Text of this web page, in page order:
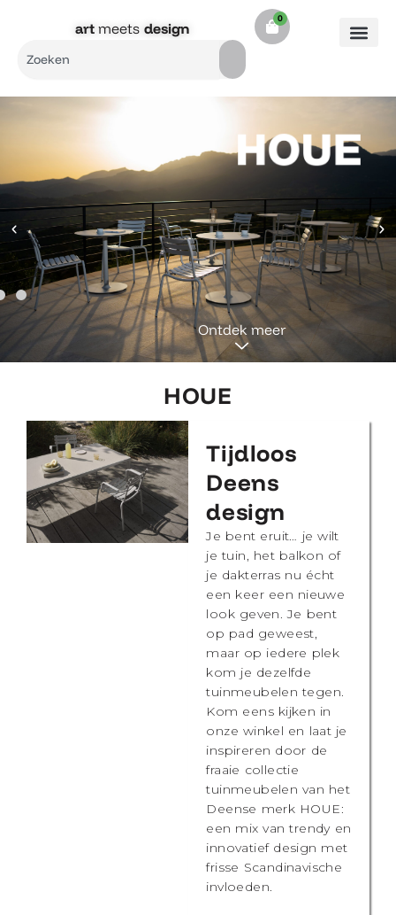
inhoud
artmeets design​
0
Cart
Ontdek meer
HOUE
Tijdloos
Deens
design
Je bent eruit… je wilt
je tuin, het balkon of
je dakterras nu écht
een keer een nieuwe
look geven. Je bent
op pad geweest,
maar op iedere plek
kom je dezelfde
tuinmeubelen tegen.
Kom eens kijken in
onze winkel en laat je
inspireren door de
fraaie collectie
tuinmeubelen van het
Deense merk HOUE:
een mix van trendy en
innovatief design met
frisse Scandinavische
invloeden.